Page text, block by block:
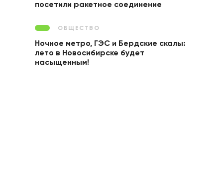
посетили ракетное соединение
ОБЩЕСТВО
Ночное метро, ГЭС и Бердские скалы:
лето в Новосибирске будет
насыщенным!